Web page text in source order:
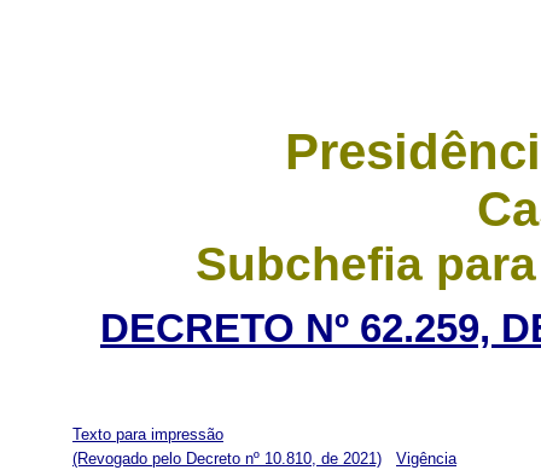
Subchefia
DECRETO Nº 62.259,
Texto para impressão
(Revogado pelo Decreto nº 10.810, de 2021)
Vigência